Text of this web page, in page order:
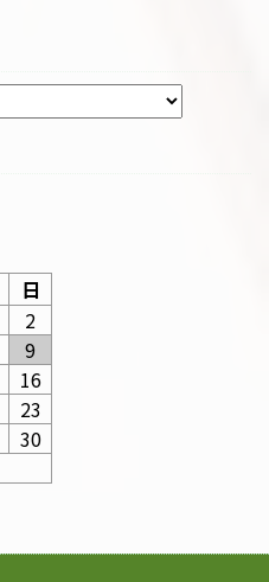
日
2
9
16
23
30